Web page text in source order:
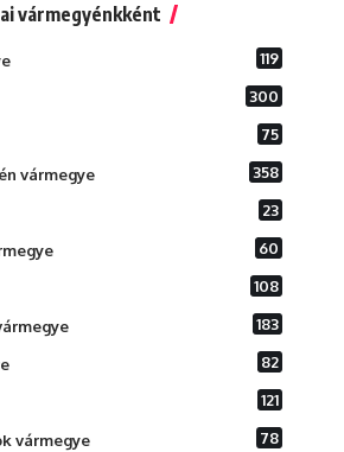
vármegyénkként
119
300
75
vármegye 358
23
60
108
183
82
121
vármegye 78